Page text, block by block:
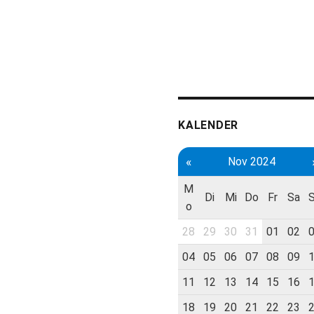
KALENDER
« Nov 2024
M
o
Di Mi Do Fr Sa
28 29 30 31 01 02
04
05 06 07 08 09
11
12 13 14 15 16
18
19 20 21 22 23